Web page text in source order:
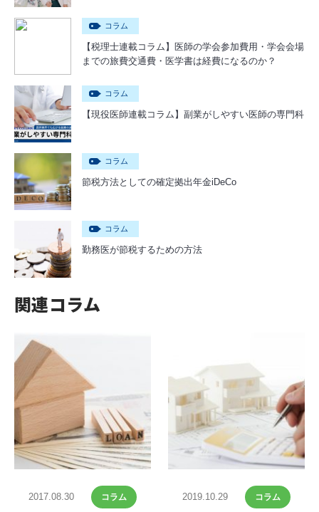
コラム
【税理士連載コラム】医師の学会参加費用・学会会場
までの旅費交通費・医学書は経費になるのか？
コラム
【現役医師連載コラム】副業がしやすい医師の専門科
コラム
節税方法としての確定拠出年金iDeCo
コラム
勤務医が節税するための方法
関連コラム
2017.08.30 コラム 2019.10.29 コラム